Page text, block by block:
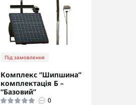
Під замовлення
Комплекс “Шипшина”
комплектація Б –
“Базовий”
0